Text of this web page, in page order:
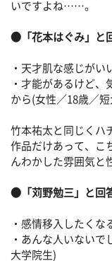
いですよね……。
●「花本はぐみ」と
・天才肌な感じがい
・才能があるけど、
から(女性／18歳／
竹本祐太と同じくハ
作品だけあって、こ
んわかした雰囲気と
●「苅野勉三」と回
・感情移入したくな
・あんな人いないで
大学院生)